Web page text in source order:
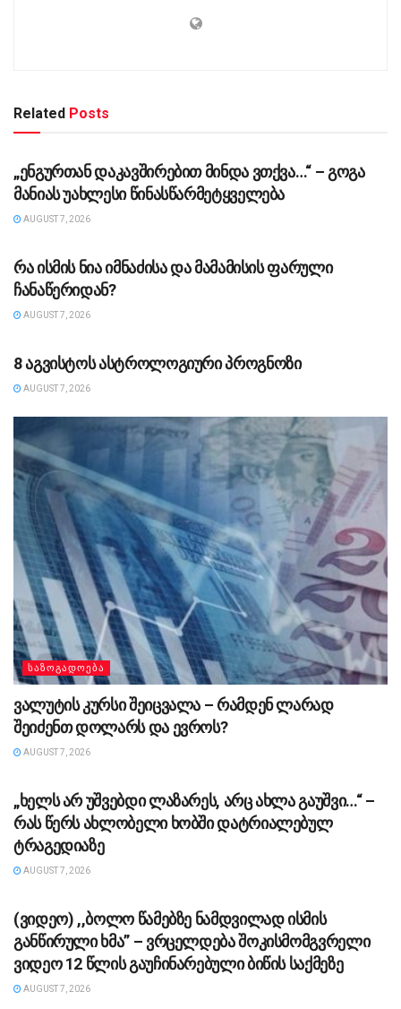
Related Posts
ᲡᲐᲖᲝᲒᲐᲓᲝᲔᲑᲐ
„ენგურთან დაკავშირებით მინდა ვთქვა…“ – გოგა
მანიას უახლესი წინასწარმეტყველება
AUGUST 7, 2026
რა ისმის ნია იმნაძისა და მამამისის ფარული
ჩანაწერიდან?
AUGUST 7, 2026
8 აგვისტოს ასტროლოგიური პროგნოზი
AUGUST 7, 2026
ᲡᲐᲖᲝᲒᲐᲓᲝᲔᲑᲐ
ვალუტის კურსი შეიცვალა – რამდენ ლარად
შეიძენთ დოლარს და ევროს?
AUGUST 7, 2026
„ხელს არ უშვებდი ლაზარეს, არც ახლა გაუშვი…“ –
რას წერს ახლობელი ხობში დატრიალებულ
ტრაგედიაზე
AUGUST 7, 2026
(ვიდეო) ,,ბოლო წამებზე ნამდვილად ისმის
განწირული ხმა” – ვრცელდება შოკისმომგვრელი
ვიდეო 12 წლის გაუჩინარებული ბიწის საქმეზე
AUGUST 7, 2026